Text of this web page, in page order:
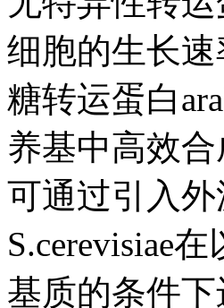
细胞的生长
糖转运蛋白
养基中高效
可通过引入
S.cerevisiae
基质的条件